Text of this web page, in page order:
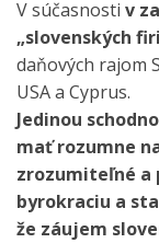
V súčasnosti v
„slovenských
daňových rajom
USA a Cyprus.
Jedinou
mať rozumne
zrozumiteľné a
byrokraciu a
že záujem